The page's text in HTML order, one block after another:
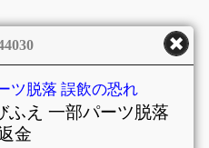
ツ脱落 誤飲の恐れ
ふえ 一部パーツ脱落
金